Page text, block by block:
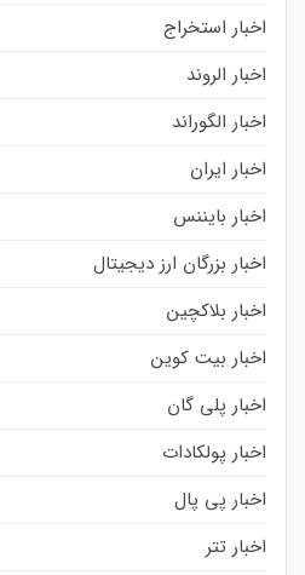
اخبار استخراج
اخبار الروند
اخبار الگوراند
اخبار ایران
اخبار بایننس
اخبار بزرگان ارز دیجیتال
اخبار بلاکچین
اخبار بیت کوین
اخبار پلی گان
اخبار پولکادات
اخبار پی پال
اخبار تتر